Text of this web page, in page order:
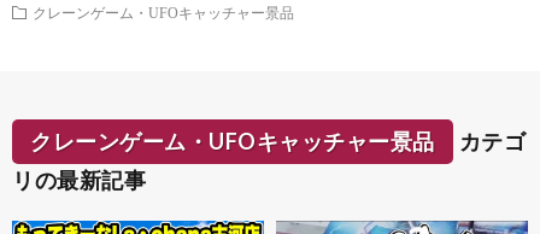
クレーンゲーム・UFOキャッチャー景品
クレーンゲーム・UFOキャッチャー景品
カテゴ
リの最新記事